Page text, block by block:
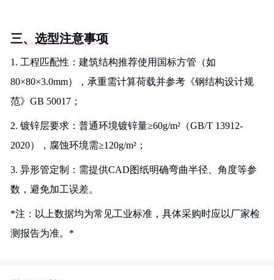
三、选型注意事项
1. 工程匹配性：建筑结构推荐使用国标方管（如
80×80×3.0mm），承重需计算荷载并参考《钢结构设计规
范》GB 50017；
2. 镀锌层要求：普通环境镀锌量≥60g/m²（GB/T 13912-
2020），腐蚀环境需≥120g/m²；
3. 异形管定制：需提供CAD图纸明确弯曲半径、角度等参
数，避免加工误差。
*注：以上数据均为常见工业标准，具体采购时应以厂家检
测报告为准。*